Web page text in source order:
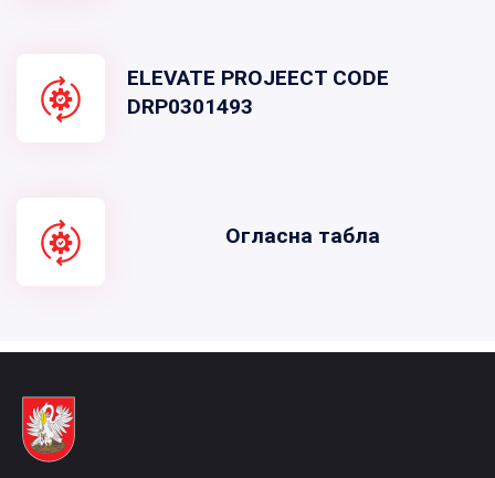
ELEVATE PROJEECT CODE
DRP0301493
Огласна табла